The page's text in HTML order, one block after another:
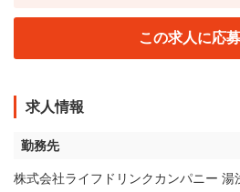
この求人に応
求人情報
勤務先
株式会社ライフドリンクカンパニー 湯